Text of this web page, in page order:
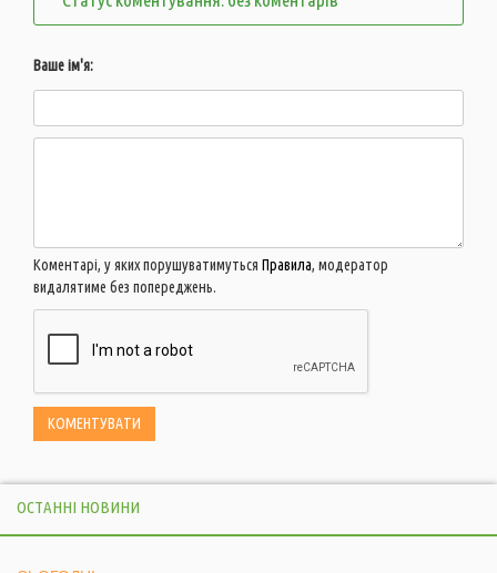
Ваше ім'я:
Коментарі, у яких порушуватимуться Правила, модератор
видалятиме без попереджень.
ОСТАННІ НОВИНИ